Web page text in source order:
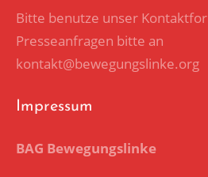
Bitte benutze unser
Presseanfragen bitte an
kontakt@bewegungslinke.org
Impressum
BAG Bewegungslinke